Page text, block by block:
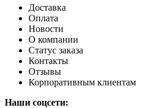
Доставка
Оплата
Новости
О компании
Статус заказа
Контакты
Отзывы
Корпоративным клиентам
Наши соцсети: